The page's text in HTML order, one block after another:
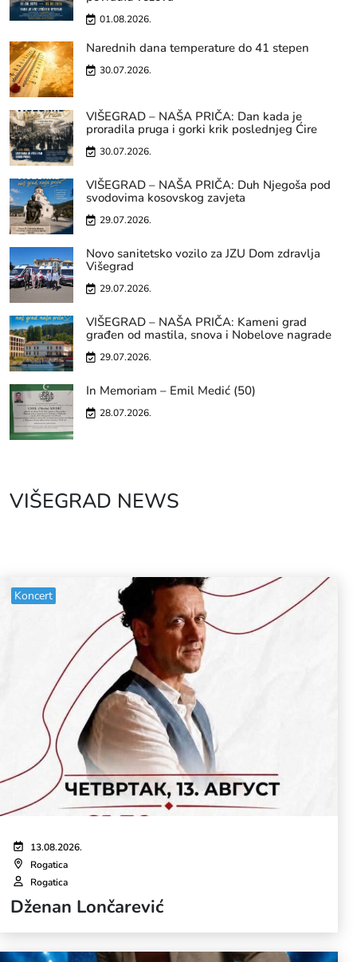
01.08.2026.
Narednih dana temperature do 41 stepen
30.07.2026.
VIŠEGRAD – NAŠA PRIČA: Dan kada je
proradila pruga i gorki krik poslednjeg Ćire
30.07.2026.
VIŠEGRAD – NAŠA PRIČA: Duh Njegoša pod
svodovima kosovskog zavjeta
29.07.2026.
Novo sanitetsko vozilo za JZU Dom zdravlja
Višegrad
29.07.2026.
VIŠEGRAD – NAŠA PRIČA: Kameni grad
građen od mastila, snova i Nobelove nagrade
29.07.2026.
In Memoriam – Emil Medić (50)
28.07.2026.
VIŠEGRAD NEWS
Koncert
13.08.2026.
Rogatica
Rogatica
Dženan Lončarević